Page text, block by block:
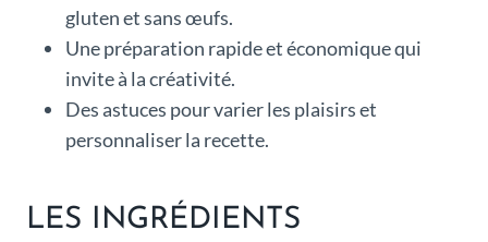
gluten et sans œufs.
Une préparation rapide et économique qui
invite à la créativité.
Des astuces pour varier les plaisirs et
personnaliser la recette.
LES INGRÉDIENTS